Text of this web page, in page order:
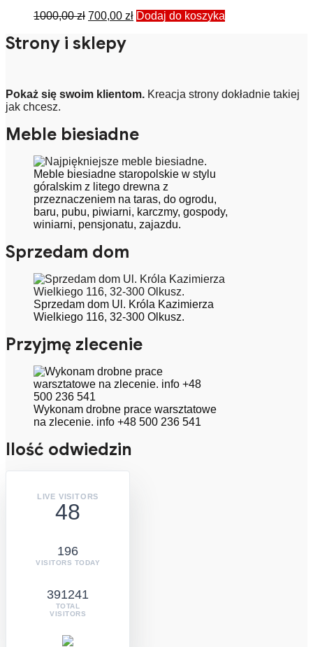
1000,00zł Pierwotna
wynosiła:
1000,00 zł.
700,00 złAktualna
Dodaj do koszyka
Strony i sklepy
Pokaż się swoim klientom. Kreacja strony dokładnie takiej
jak chcesz.
Meble biesiadne
Meble biesiadne staropolskie w stylu
góralskim z litego drewna z
przeznaczeniem na taras, do ogrodu,
baru, pubu, piwiarni, karczmy, gospody,
winiarni, pensjonatu, zajazdu.
Sprzedam dom
Sprzedam dom Ul. Króla Kazimierza
Wielkiego 116, 32-300 Olkusz.
Przyjmę zlecenie
Wykonam drobne prace warsztatowe
na zlecenie. info +48 500 236 541
Ilość odwiedzin
LIVE VISITORS
48
196
VISITORS TODAY
391241
TOTAL
VISITORS